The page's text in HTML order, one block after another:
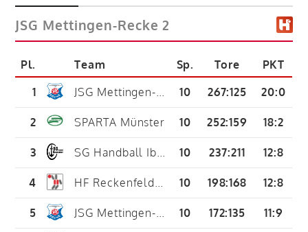
JSG Mettingen-Recke 2
Pl. Team Sp. Tore
PKT
1
10 267:125 20:0
2 SPARTA Münster 10 252:159 18:2
3 10 237:211 12:8
4 10 198:168 12:8
5 10 172:135 11:9